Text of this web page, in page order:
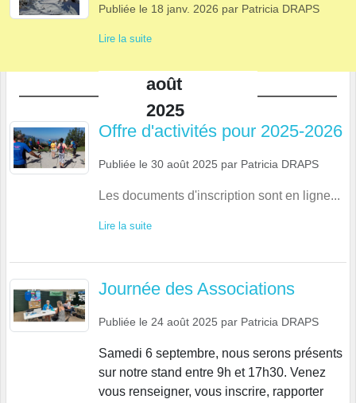
Publiée le 18 janv. 2026 par Patricia DRAPS
Lire la suite
août
2025
Offre d'activités pour 2025-2026
Publiée le 30 août 2025 par Patricia DRAPS
Les documents d'inscription sont en ligne...
Lire la suite
Journée des Associations
Publiée le 24 août 2025 par Patricia DRAPS
Samedi 6 septembre, nous serons présents
sur notre stand entre 9h et 17h30. Venez
vous renseigner, vous inscrire, rapporter